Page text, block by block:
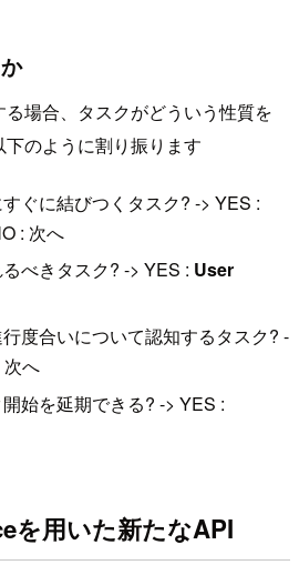
場合、タスクがどういう性質を
のように割り振ります
ぐに結びつくタスク? -> YES :
: 次へ
べきタスク? -> YES : User
度合いについて認知するタスク? -
次へ
始を延期できる? -> YES :
を用いた新たなAPI